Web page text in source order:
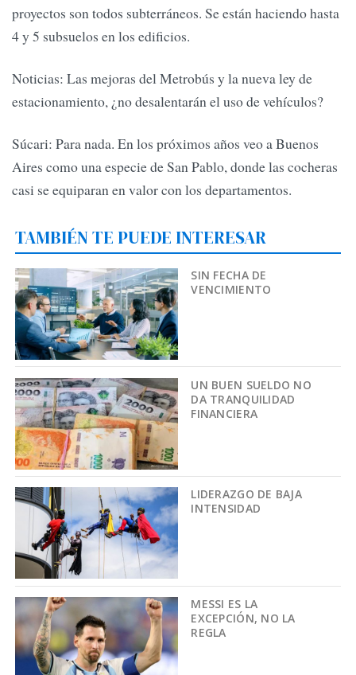
proyectos son todos subterráneos. Se están haciendo hasta
4 y 5 subsuelos en los edificios.
Noticias: Las mejoras del Metrobús y la nueva ley de
estacionamiento, ¿no desalentarán el uso de vehículos?
Súcari: Para nada. En los próximos años veo a Buenos
Aires como una especie de San Pablo, donde las cocheras
casi se equiparan en valor con los departamentos.
TAMBIÉN TE PUEDE INTERESAR
SIN FECHA DE
VENCIMIENTO
UN BUEN SUELDO NO
DA TRANQUILIDAD
FINANCIERA
LIDERAZGO DE BAJA
INTENSIDAD
MESSI ES LA
EXCEPCIÓN, NO LA
REGLA